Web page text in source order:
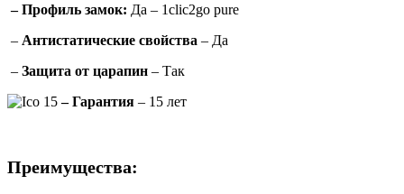
–Профиль замок: Да – 1clic2go pure
– Антистатические свойства – Да
– Защита от царапин – Так
– Гарантия – 15 лет
Преимущества: